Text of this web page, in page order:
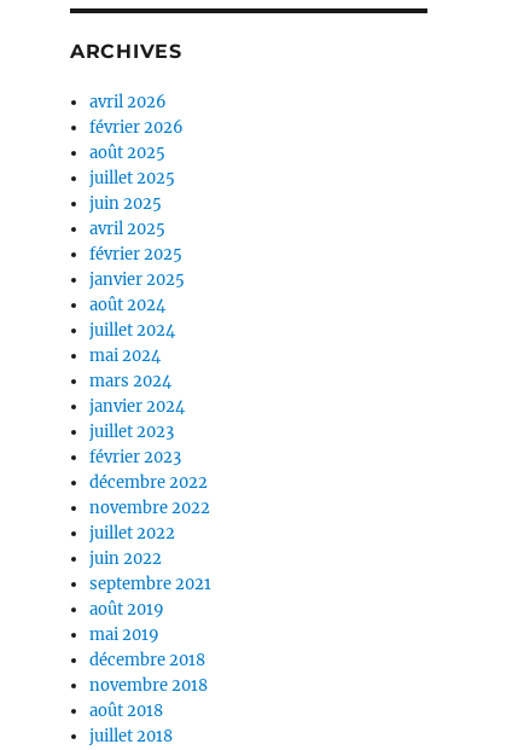
ARCHIVES
avril 2026
février 2026
août 2025
juillet 2025
juin 2025
avril 2025
février 2025
janvier 2025
août 2024
juillet 2024
mai 2024
mars 2024
janvier 2024
juillet 2023
février 2023
décembre 2022
novembre 2022
juillet 2022
juin 2022
septembre 2021
août 2019
mai 2019
décembre 2018
novembre 2018
août 2018
juillet 2018